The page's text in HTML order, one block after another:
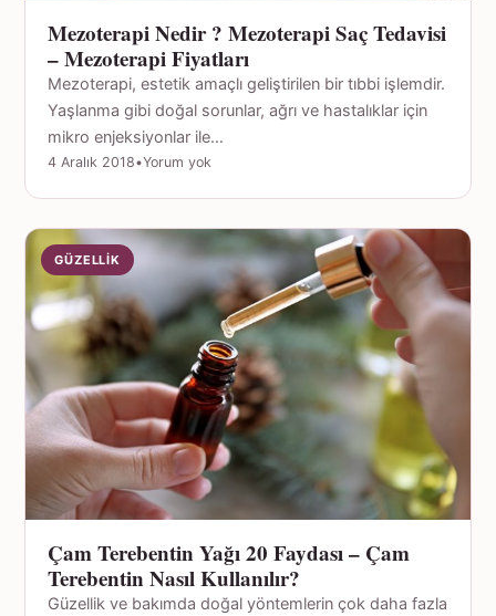
Mezoterapi Nedir ? Mezoterapi Saç Tedavisi
– Mezoterapi Fiyatları
Mezoterapi, estetik amaçlı geliştirilen bir tıbbi işlemdir.
Yaşlanma gibi doğal sorunlar, ağrı ve hastalıklar için
mikro enjeksiyonlar ile…
4 Aralık 2018•Yorum yok
GÜZELLIK
Çam Terebentin Yağı 20 Faydası – Çam
Terebentin Nasıl Kullanılır?
Güzellik ve bakımda doğal yöntemlerin çok daha fazla